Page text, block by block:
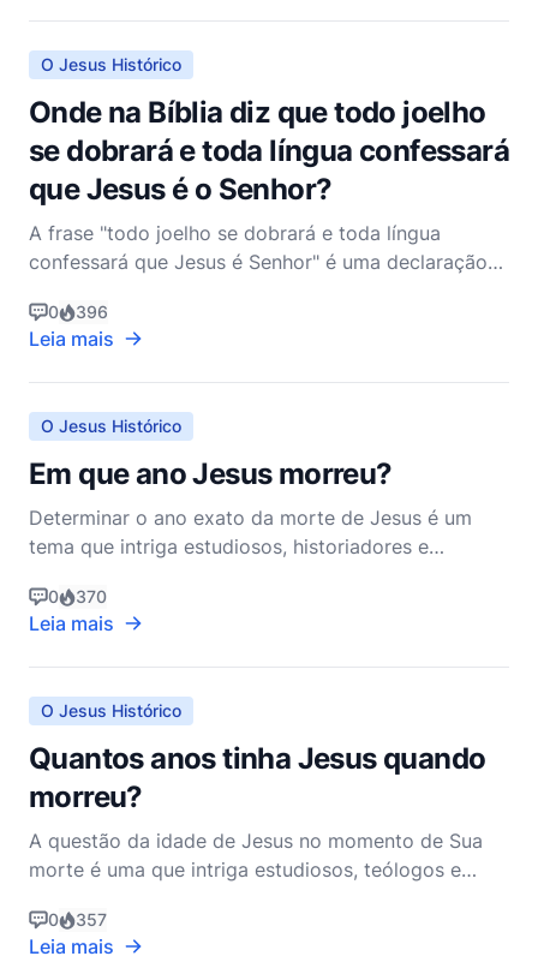
poderia ter implicações profundas. No entanto, do
pon
O Jesus Histórico
Onde na Bíblia diz que todo joelho
se dobrará e toda língua confessará
que Jesus é o Senhor?
A frase "todo joelho se dobrará e toda língua
confessará que Jesus é Senhor" é uma declaração
encapsulando o reconhecimento universal da
soberania de Jesus Cristo. Esta declaração está
enraizada em duas referências bíblicas principais:
Filipenses 2:10-11 e Rom
0 396
Leia mais
O Jesus Histórico
Em que ano Jesus morreu?
Determinar o ano exato da morte de Jesus é um
tema que intriga estudiosos, historiadores e
forneça relatos detalhados da vida e ministério de
Jesus, ele não especifica a data exata de Sua
crucificação. No entanto, ao examinar registros
históricos, textos
0 370
Leia mais
O Jesus Histórico
Quantos anos tinha Jesus quando
morreu?
A questão da idade de Jesus no momento de Sua
morte é uma que intriga estudiosos, teólogos e
explicitamente a idade de Jesus no momento de
Sua crucificação, podemos juntar informações dos
0 357
Leia mais